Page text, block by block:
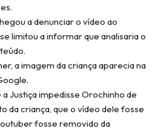
a denunciar o vídeo ao
limitou a informar que analisaria o
a imagem da criança aparecia na
Justiça impedisse Orochinho de
da criança, que o vídeo dele fosse
fosse removido da